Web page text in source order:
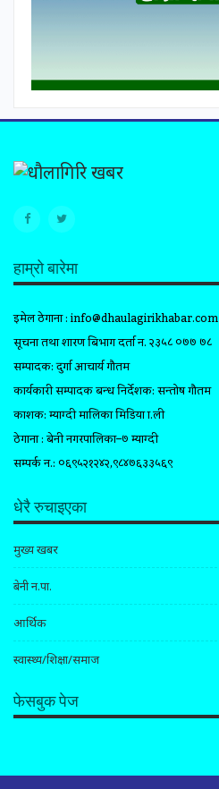
हाम्रो बारेमा
इमेल ठेगाना :info@dhaulagirikhabar.com
सूचना तथा प्रशारण बिभाग दर्ता न. २३५८ ०७७ ७८
सम्पादक: दुर्गा आचार्य गौतम
कार्यकारी सम्पादक प्रबन्ध निर्देशक: सन्तोष गौतम
प्रकाशक: म्याग्दी मालिका मिडिया प्रा.ली
ठेगाना : बेनी नगरपालिका–७ म्याग्दी
सम्पर्क न.: ०६९५२१२४२,९८४७६३३५६९
धेरै रुचाइएका
मुख्य खबर
बेनी न.पा.
आर्थिक
स्वास्थ्य/शिक्षा/समाज
फेसबुक पेज